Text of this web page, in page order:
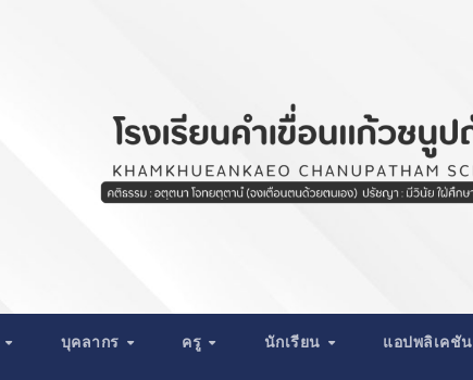
บุคลากร ครู นักเรียน แอปพลิเคชัน